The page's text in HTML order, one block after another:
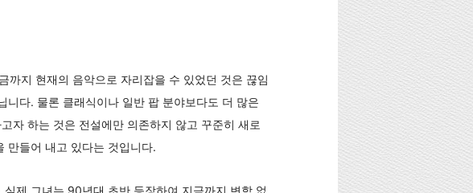
까지 현재의 음악으로 자리잡을 수 있었던 것은 끊임
다. 물론 클래식이나 일반 팝 분야보다도 더 많은
자 하는 것은 전설에만 의존하지 않고 꾸준히 새로
만들어 내고 있다는 것입니다.
제 그녀는 90년대 초반 등장하여 지금까지 변함 없